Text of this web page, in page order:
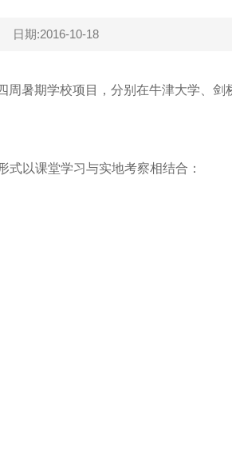
日期:2016-10-18
暑期学校项目，分别在牛津大学、剑
以课堂学习与实地考察相结合：